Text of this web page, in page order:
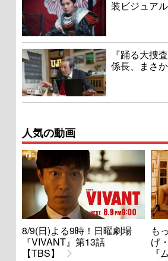
装ビジュア
『踊る大捜
係長、まさ
人気の動画
8/9(日)よる9時！日曜劇場
『VIVANT』第13話
【TBS】
も
げ
『